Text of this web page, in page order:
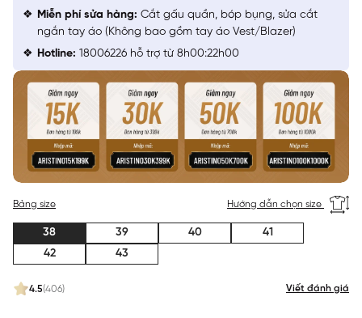
4.5(406) Viết đánh giá
Bảng size Hướng dẫn chọn size
38 39 40
41
42
43
Miễn phí sửa hàng: Cắt gấu quần, bóp bụng, sửa cắt
ngắn tay áo (Không bao gồm tay áo Vest/Blazer)
Hotline: 18006226 hỗ trợ từ 8h00:22h00